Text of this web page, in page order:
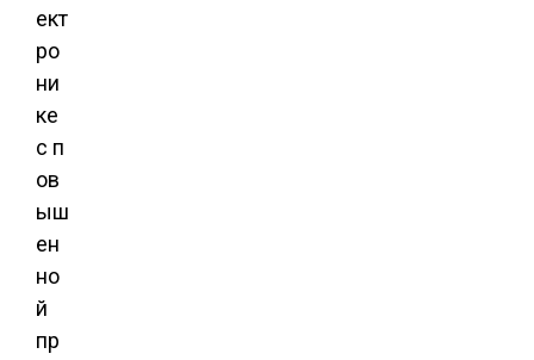
ект
ро
ни
ке
с п
ов
ыш
ен
но
й
пр